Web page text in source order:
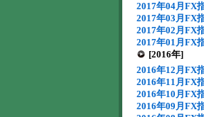
2017年04月FX
2017年03月FX
2017年02月FX
2017年01月FX
[2016年]
2016年12月FX
2016年11月FX
2016年10月FX
2016年09月FX